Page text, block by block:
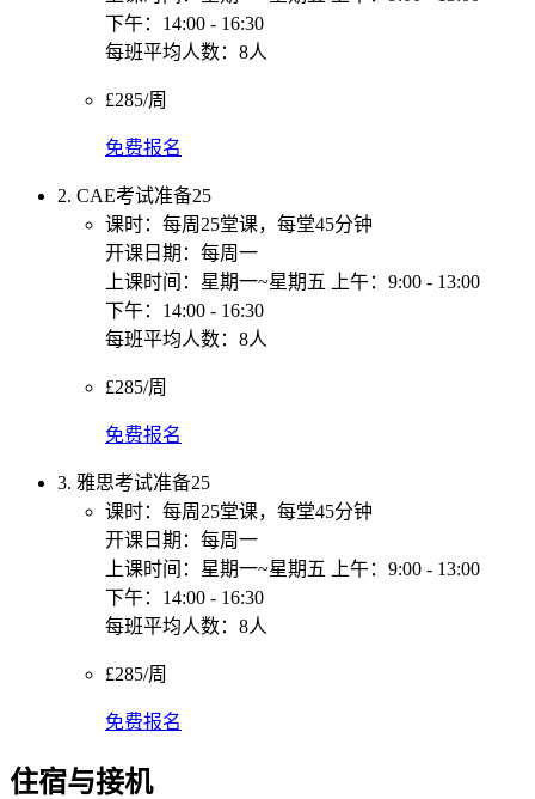
下午：14:00 - 16:30
每班平均人数：8人
£285/周
免费报名
2. CAE考试准备25
课时：每周25堂课，每堂45分钟
开课日期：每周一
上课时间：星期一~星期五 上午：9:00 - 13:00
下午：14:00 - 16:30
每班平均人数：8人
£285/周
免费报名
3. 雅思考试准备25
课时：每周25堂课，每堂45分钟
开课日期：每周一
上课时间：星期一~星期五 上午：9:00 - 13:00
下午：14:00 - 16:30
每班平均人数：8人
£285/周
免费报名
住宿与接机